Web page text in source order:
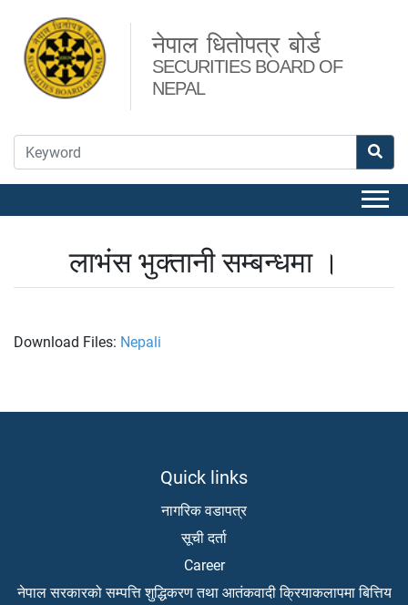
नेपाल धितोपत्र बोर्ड
SECURITIES BOARD OF
NEPAL
लाभंस भुक्तानी सम्बन्धमा ।
Download Files: Nepali
Quick links
नागरिक वडापत्र
सूची दर्ता
Career
नेपाल सरकारको सम्पत्ति शुद्धिकरण तथा आतंकवादी क्रियाकलापमा बित्तिय